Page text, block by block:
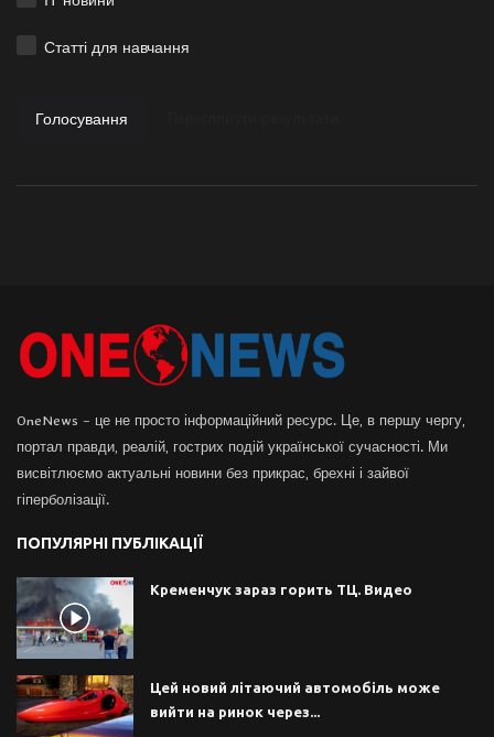
Статті для навчання
Голосування
OneNews – це не просто інформаційний ресурс. Це, в першу чергу,
портал правди, реалій, гострих подій української сучасності. Ми
висвітлюємо актуальні новини без прикрас, брехні і зайвої
гіперболізації.
ПОПУЛЯРНІ ПУБЛІКАЦІЇ
Кременчук зараз горить ТЦ. Видео
Цей новий літаючий автомобіль може
вийти на ринок через...